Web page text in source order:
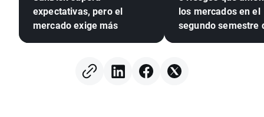
expectativas, pero el
mercado exige más
los mercados en el
segundo semestre